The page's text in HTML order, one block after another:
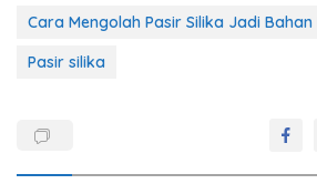
Cara Mengolah Pasir Silika Jadi
Pasir silika